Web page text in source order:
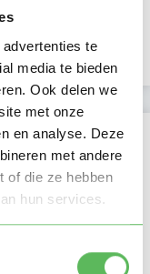
te
media te bieden
Ook delen we
met onze
en analyse. Deze
met andere
of die ze hebben
hun services.